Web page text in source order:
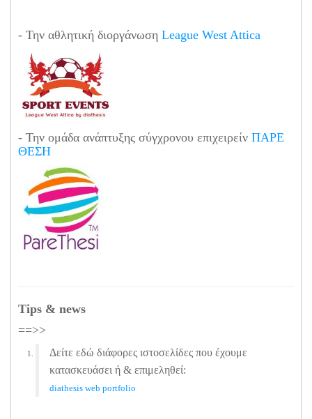
- Την αθλητική διοργάνωση League West Attica
- Την ομάδα ανάπτυξης σύγχρονου επιχειρείν ΠΑΡΕ
ΘΕΣΗ
Tips & news
==>>
Δείτε εδώ διάφορες ιστοσελίδες που έχουμε
κατασκευάσει ή & επιμεληθεί:
diathesis web portfolio